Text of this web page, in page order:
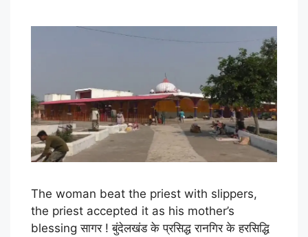
The woman beat the priest with slippers,
the priest accepted it as his mother’s
blessing सागर ! बुंदेलखंड के प्रसिद्ध रानगिर के हरसिद्धि